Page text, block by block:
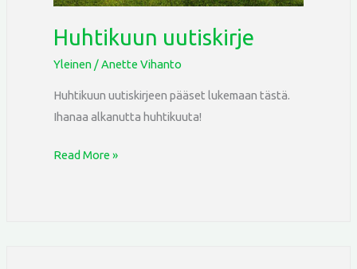
Huhtikuun uutiskirje
Yleinen /Anette Vihanto
Huhtikuun uutiskirjeen pääset lukemaan tästä.
Ihanaa alkanutta huhtikuuta!
Read More »